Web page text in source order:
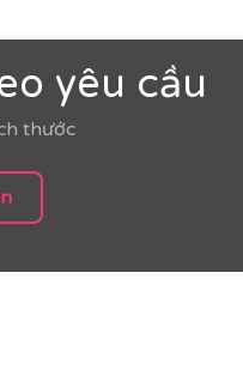
yêu cầu
thước